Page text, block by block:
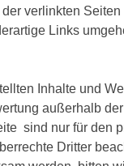
verlinkten
Links
Inhalte und
außerhalb
sind nur für den
Dritter